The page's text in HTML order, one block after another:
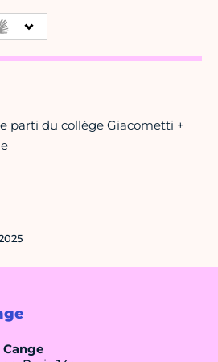
parti du collège Giacometti +